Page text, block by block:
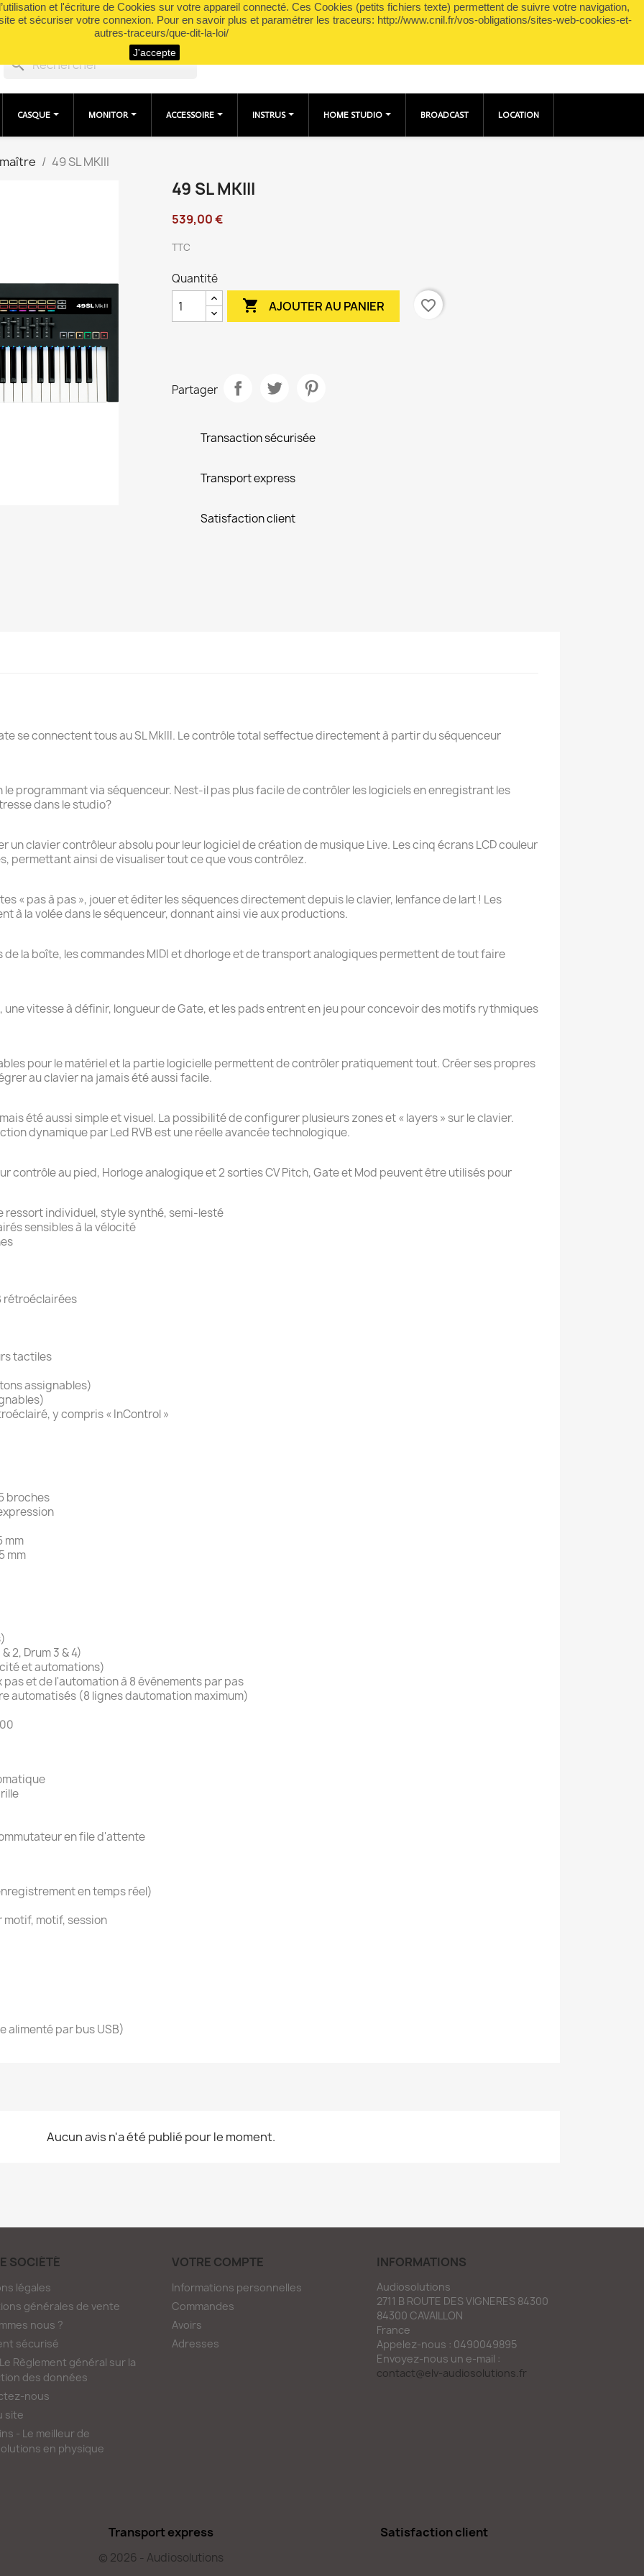
et l'écriture de Cookies sur votre appareil connecté. Ces Cookies (petits fichiers texte) permettent de suivre votre navigation,
et sécuriser votre connexion. Pour en savoir plus et paramétrer les traceurs: http://www.cnil.fr/vos-obligations/sites-web-cookies-et-
autres-traceurs/que-dit-la-loi/
J'accepte
Connexion shopping_cartPanier(0)
search
CASQUE MONITOR ACCESSOIRE INSTRUS HOME STUDIO BROADCAST LOCATION
49 SL MKIII
49 SL MKIII
539,00 €
TTC
Quantité
 AJOUTER AU PANIER favorite_border
Partager
Transaction sécurisée
Transport express
Satisfaction client
se connectent tous au SL MkIII. Le contrôle total seffectue directement à partir du séquenceur
le programmant via séquenceur. Nest-il pas plus facile de contrôler les logiciels en enregistrant les
dans le studio?
un clavier contrôleur absolu pour leur logiciel de création de musique Live. Les cinq écrans LCD couleur
permettant ainsi de visualiser tout ce que vous contrôlez.
« pas à pas », jouer et éditer les séquences directement depuis le clavier, lenfance de lart ! Les
à la volée dans le séquenceur, donnant ainsi vie aux productions.
la boîte, les commandes MIDI et dhorloge et de transport analogiques permettent de tout faire
une vitesse à définir, longueur de Gate, et les pads entrent en jeu pour concevoir des motifs rythmiques
pour le matériel et la partie logicielle permettent de contrôler pratiquement tout. Créer ses propres
au clavier na jamais été aussi facile.
été aussi simple et visuel. La possibilité de configurer plusieurs zones et « layers » sur le clavier.
dynamique par Led RVB est une réelle avancée technologique.
contrôle au pied, Horloge analogique et 2 sorties CV Pitch, Gate et Mod peuvent être utilisés pour
ressort individuel, style synthé, semi-lesté
sensibles à la vélocité
rétroéclairées
tactiles
assignables)
y compris « InControl »
broches
mm
mm
2, Drum 3 & 4)
et automations)
et de l'automation à 8 événements par pas
automatisés (8 lignes dautomation maximum)
en file d'attente
en temps réel)
motif, session
alimenté par bus USB)
Aucun avis n'a été publié pour le moment.
SOCIÉTÉ
légales
générales de vente
nous ?
sécurisé
Règlement général sur la
des données
nous
site
- Le meilleur de
en physique
VOTRE COMPTE
Informations personnelles
Commandes
Avoirs
Adresses
INFORMATIONS
Audiosolutions
2711 B ROUTE DES VIGNERES 84300
84300 CAVAILLON
France
Appelez-nous : 0490049895
Envoyez-nous un e-mail :
contact@elv-audiosolutions.fr
Transport express Satisfaction client
© 2026 - Audiosolutions